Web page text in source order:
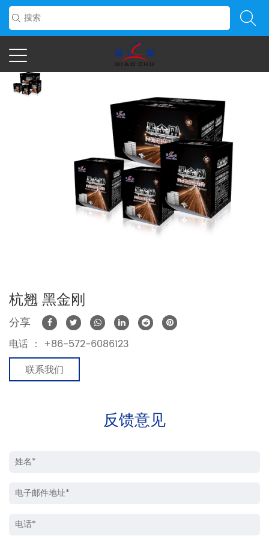
杭翘 黑金刚
分享
电话 ： +86-572-6086123
联系我们
反馈意见